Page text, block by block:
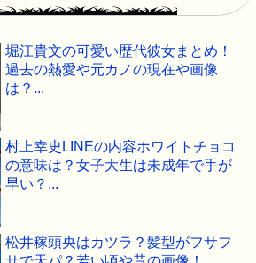
堀江貴文の可愛い歴代彼女まとめ！
過去の熱愛や元カノの現在や画像
は？...
村上幸史LINEの内容ホワイトチョコ
の意味は？女子大生は未成年で手が
早い？...
松井稼頭央はカツラ？髪型がフサフ